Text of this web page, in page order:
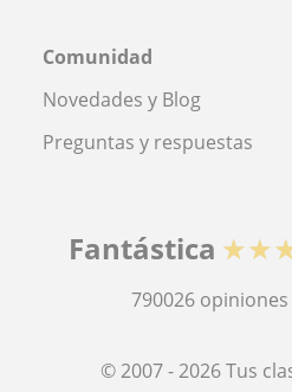
Comunidad
Novedades y Blog
Preguntas y respuestas
Fantástica
790026
© 2007 - 2026 Tus